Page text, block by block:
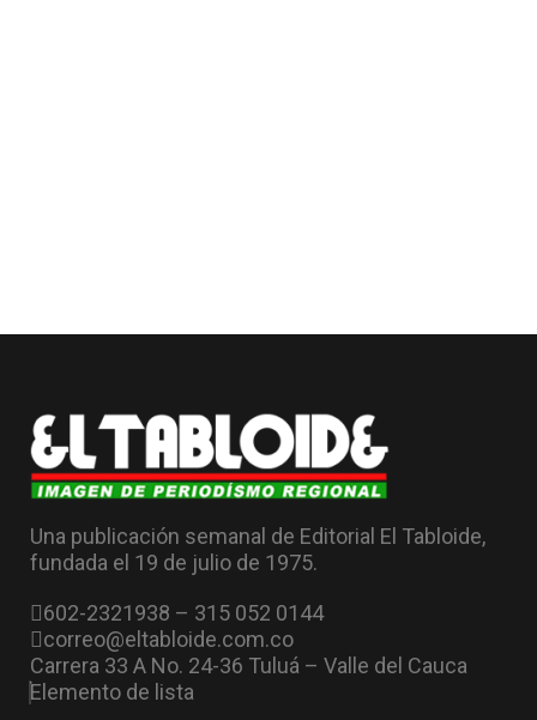
Una publicación semanal de Editorial El Tabloide,
fundada el 19 de julio de 1975.
602-2321938 – 315 052 0144
correo@eltabloide.com.co
Carrera 33 A No. 24-36 Tuluá – Valle del Cauca
Elemento de lista